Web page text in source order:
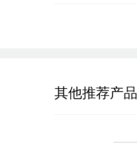
其他推荐产品